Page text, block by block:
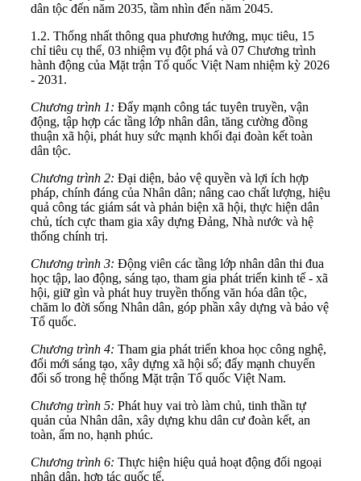
dân tộc đến năm 2035, tầm nhìn đến năm 2045.
1.2. Thống nhất thông qua phương hướng, mục tiêu, 15
chỉ tiêu cụ thể, 03 nhiệm vụ đột phá và 07 Chương trình
hành động của Mặt trận Tổ quốc Việt Nam nhiệm kỳ 2026
- 2031.
Chương trình 1: Đẩy mạnh công tác tuyên truyền, vận
động, tập hợp các tầng lớp nhân dân, tăng cường đồng
thuận xã hội, phát huy sức mạnh khối đại đoàn kết toàn
dân tộc.
Chương trình 2: Đại diện, bảo vệ quyền và lợi ích hợp
pháp, chính đáng của Nhân dân; nâng cao chất lượng, hiệu
quả công tác giám sát và phản biện xã hội, thực hiện dân
chủ, tích cực tham gia xây dựng Đảng, Nhà nước và hệ
thống chính trị.
Chương trình 3: Động viên các tầng lớp nhân dân thi đua
học tập, lao động, sáng tạo, tham gia phát triển kinh tế - xã
hội, giữ gìn và phát huy truyền thống văn hóa dân tộc,
chăm lo đời sống Nhân dân, góp phần xây dựng và bảo vệ
Tổ quốc.
Chương trình 4: Tham gia phát triển khoa học công nghệ,
đổi mới sáng tạo, xây dựng xã hội số; đẩy mạnh chuyển
đổi số trong hệ thống Mặt trận Tổ quốc Việt Nam.
Chương trình 5: Phát huy vai trò làm chủ, tinh thần tự
quản của Nhân dân, xây dựng khu dân cư đoàn kết, an
toàn, ấm no, hạnh phúc.
Chương trình 6: Thực hiện hiệu quả hoạt động đối ngoại
nhân dân, hợp tác quốc tế.